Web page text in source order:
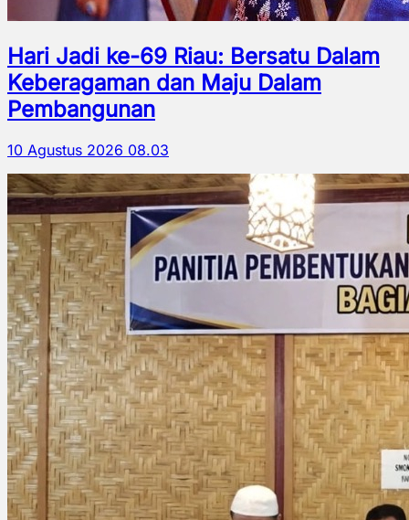
Hari Jadi ke-69 Riau: Bersatu Dalam
Keberagaman dan Maju Dalam
Pembangunan
10 Agustus 2026 08.03